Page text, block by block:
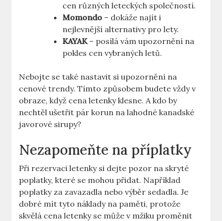
cen různých leteckých společností.
Momondo – dokáže najít i
nejlevnější alternativy pro lety.
KAYAK– posílá vám upozornění na
pokles cen vybraných letů.
Nebojte se také nastavit si upozornění na
cenové trendy. Tímto způsobem budete vždy v
obraze, když cena letenky klesne. A kdo by
nechtěl ušetřit pár korun na lahodné kanadské
javorové sirupy?
Nezapomeňte na příplatky
Při rezervaci letenky si dejte pozor na skryté
poplatky, které se mohou přidat. Například
poplatky za zavazadla nebo výběr sedadla. Je
dobré mít tyto náklady na paměti, protože
skvělá cena letenky se může v mžiku proměnit